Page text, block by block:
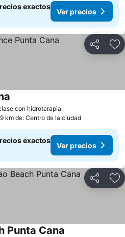
exactos
Ver precios
Compartir
con hidroterapia
km de: Centro de la ciudad
exactos
Ver precios
Compartir
Punta Cana